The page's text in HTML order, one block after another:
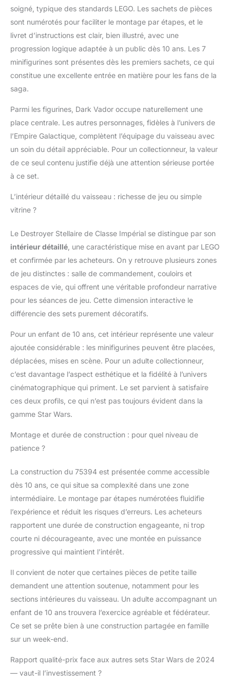
impériale, un
Stormtrooper et une
minifigurine de Cal
anniversaire de LEGO
Star Wars, pour les
collectionneurs
Wars – Le set inclut une
poignée de transport
rabattable pour voler, 2
fusils à ressort, un
panneau supérieur
amovible & des
accéder à l’intérieur,
créative – Intérieur
détaillé avec passerelle,
salle de
commandement, salle
de repos, armurerie,
panneaux de
commande, boîte de
chargement avec un
éléments du
détonateur thermique
les fans de Star Wars
dès 10 ans – Ce jouet
collector à construire
est un beau cadeau à
fans de Star Wars pour
un anniversaire ou une
exposer Aide à la
construction – Avec
l’application LEGO
peuvent zoomer, faire
pivoter et visualiser une
version numérique de
leur maquette pendant
leur progression,
sauvegarder leurs sets
et plus encore Des sets
LEGO Star Wars pour
tous les âges – Les
jouets de construction
et aux fans adultes de
soigné, typique des standards LEGO. Les sachets de pièces
sont numérotés pour faciliter le montage par étapes, et le
livret d’instructions est clair, bien illustré, avec une
progression logique adaptée à un public dès 10 ans. Les 7
minifigurines sont présentes dès les premiers sachets, ce qui
constitue une excellente entrée en matière pour les fans de la
saga.
Parmi les figurines, Dark Vador occupe naturellement une
place centrale. Les autres personnages, fidèles à l’univers de
l’Empire Galactique, complètent l’équipage du vaisseau avec
un soin du détail appréciable. Pour un collectionneur, la valeur
de ce seul contenu justifie déjà une attention sérieuse portée
à ce set.
L’intérieur détaillé du vaisseau : richesse de jeu ou simple
vitrine ?
Le Destroyer Stellaire de Classe Impérial se distingue par son
intérieur détaillé, une caractéristique mise en avant par LEGO
et confirmée par les acheteurs. On y retrouve plusieurs zones
de jeu distinctes : salle de commandement, couloirs et
espaces de vie, qui offrent une véritable profondeur narrative
pour les séances de jeu. Cette dimension interactive le
différencie des sets purement décoratifs.
Pour un enfant de 10 ans, cet intérieur représente une valeur
ajoutée considérable : les minifigurines peuvent être placées,
déplacées, mises en scène. Pour un adulte collectionneur,
c’est davantage l’aspect esthétique et la fidélité à l’univers
cinématographique qui priment. Le set parvient à satisfaire
ces deux profils, ce qui n’est pas toujours évident dans la
gamme Star Wars.
Montage et durée de construction : pour quel niveau de
patience ?
La construction du 75394 est présentée comme accessible
dès 10 ans, ce qui situe sa complexité dans une zone
intermédiaire. Le montage par étapes numérotées fluidifie
l’expérience et réduit les risques d’erreurs. Les acheteurs
rapportent une durée de construction engageante, ni trop
courte ni décourageante, avec une montée en puissance
progressive qui maintient l’intérêt.
Il convient de noter que certaines pièces de petite taille
demandent une attention soutenue, notamment pour les
sections intérieures du vaisseau. Un adulte accompagnant un
enfant de 10 ans trouvera l’exercice agréable et fédérateur.
Ce set se prête bien à une construction partagée en famille
sur un week-end.
Rapport qualité-prix face aux autres sets Star Wars de 2024
— vaut-il l’investissement ?